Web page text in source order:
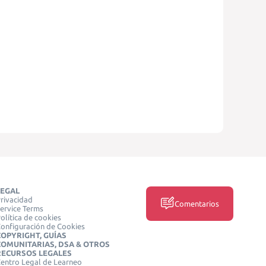
Terms
de cookies
de Cookies
GUÍAS
DSA & OTROS
LEGALES
Legal de Learneo
Comentarios